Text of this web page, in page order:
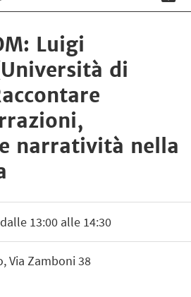
Luigi
di
narratività nella
13:00 alle 14:30
Via Zamboni 38